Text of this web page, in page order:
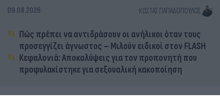
09.08.2026 ΚΏΣΤΑΣ ΠΑΠΑΔΌΠΟΥΛΟΣ
Πώς πρέπει να αντιδράσουν οι ανήλικοι όταν τους
προσεγγίζει άγνωστος – Μιλούν ειδικοί στον FLASH
Κεφαλονιά: Αποκαλύψεις για τον προπονητή που
προφυλακίστηκε για σεξουαλική κακοποίηση